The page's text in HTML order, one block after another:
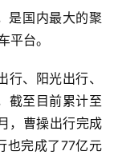
是国内最大的聚
平台。
、阳光出行、
截至目前累计至
，曹操出行完成
也完成了77亿元